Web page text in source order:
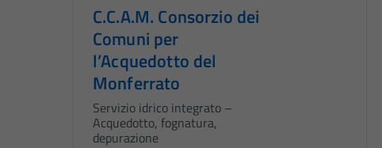
C.C.A.M. Consorzio dei
Comuni per
l’Acquedotto del
Monferrato
Servizio idrico integrato –
Acquedotto, fognatura,
depurazione